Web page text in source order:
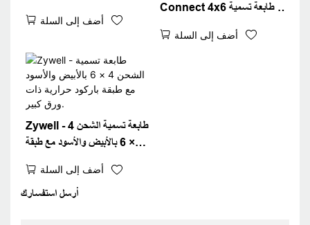
شهاب واي Zy910
أضف إلى السلة
Connect 4x6 طابعة تسمية
PRINTER ZY910 A6
أضف إلى السلة
Zywell - طابعة تسمية الشحن 4
× 6 بالأبيض والأسود مع طبقة
أضف إلى السلة
أرسل استفسارك